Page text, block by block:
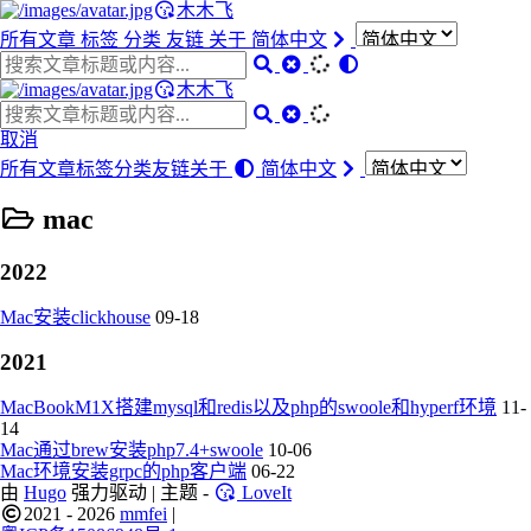
木木飞
所有文章 标签 分类 友链 关于 简体中文
木木飞
取消
所有文章标签分类友链关于 简体中文
mac
2022
Mac安装clickhouse 09-18
2021
MacBookM1X搭建mysql和redis以及php的swoole和hyperf环境 11-
14
Mac通过brew安装php7.4+swoole 10-06
Mac环境安装grpc的php客户端 06-22
由 Hugo 强力驱动 | 主题 -
LoveIt
2021 - 2026 mmfei |